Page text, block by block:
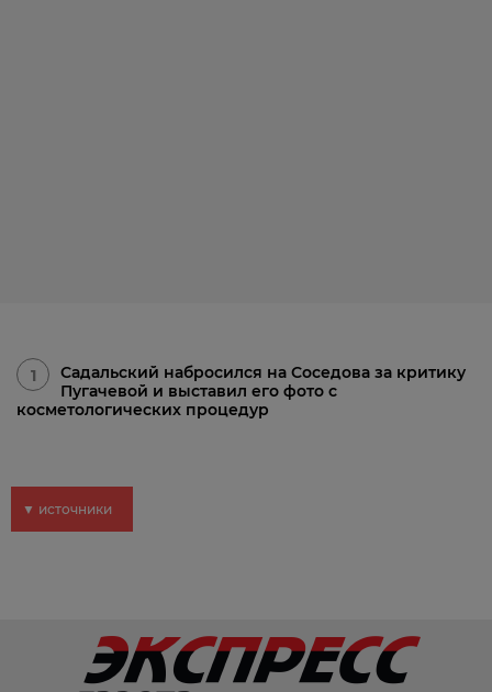
1
Садальский набросился на Соседова за критику
Пугачевой и выставил его фото с
косметологических процедур
▼ источники